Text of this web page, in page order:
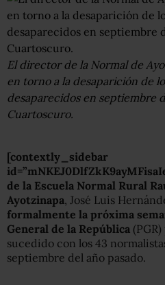
El director de la Normal de
en torno a la desaparición de
desaparecidos en septiembre
Cuartoscuro.
[contextly_sidebar
de la Escuela Normal Rural
Ayotzinapa, José Luis
formalmente la próxima
General de la República
sucedido con los 43
septiembre del año pasado.